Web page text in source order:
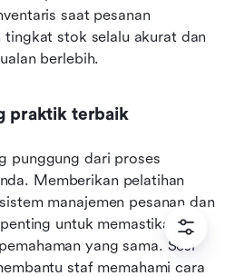
saat pesanan
tingkat stok selalu akurat dan
berlebih.
praktik terbaik
punggung dari proses
Memberikan pelatihan
manajemen pesanan dan
untuk memastikan
yang sama. Sesi
staf memahami cara